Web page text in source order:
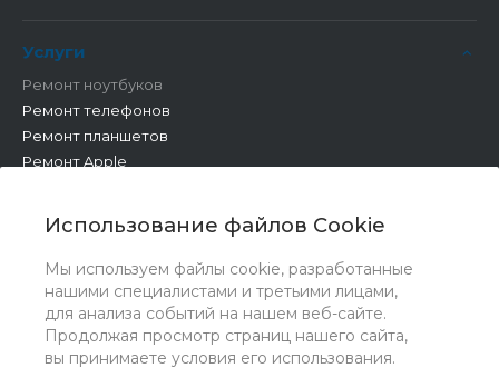
Использование файлов Cookie
Мы используем файлы cookie, разработанные
нашими специалистами и третьими лицами,
для анализа событий на нашем веб-сайте.
Продолжая просмотр страниц нашего сайта,
вы принимаете условия его использования.
Услуги
Ремонт ноутбуков
Ремонт телефонов
Ремонт планшетов
Ремонт Apple